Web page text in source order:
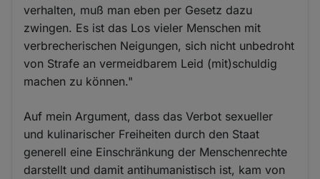
verhalten, muß man eben per Gesetz dazu
zwingen. Es ist das Los vieler Menschen mit
verbrecherischen Neigungen, sich nicht unbedroht
von Strafe an vermeidbarem Leid (mit)schuldig
machen zu können."
Auf mein Argument, dass das Verbot sexueller
und kulinarischer Freiheiten durch den Staat
generell eine Einschränkung der Menschenrechte
darstellt und damit antihumanistisch ist, kam von